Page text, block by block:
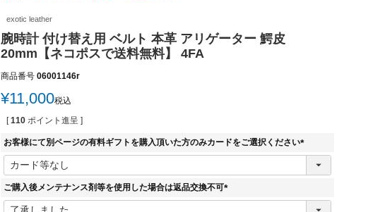
exotic leather
腕時計 付け替え用 ベルト 本革 アリゲーター 鰐皮
20mm【ネコポスで送料無料】 4FA
商品番号 06001146r
¥11,000税込
[ 110 ポイント進呈 ]
お客様にて別ページの有料ギフトを購入頂いた方のみカードをご選択ください
(
ご購入後メンテナンス剤等を使用した場合は返品交換不可
(